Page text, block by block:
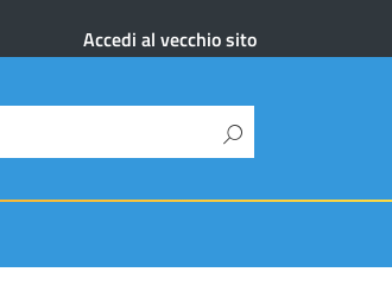
Accedi al vecchio sito